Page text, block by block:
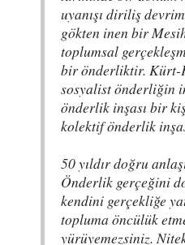
uyanışı diriliş
gökten inen bir
toplumsal
bir önderliktir. Kürt-
sosyalist önderliğin
önderlik inşası bir
kolektif önderlik
50 yıldır doğru
Önderlik gerçeğini
kendini gerçekliğe
topluma öncülük
yürüyemezsiniz.